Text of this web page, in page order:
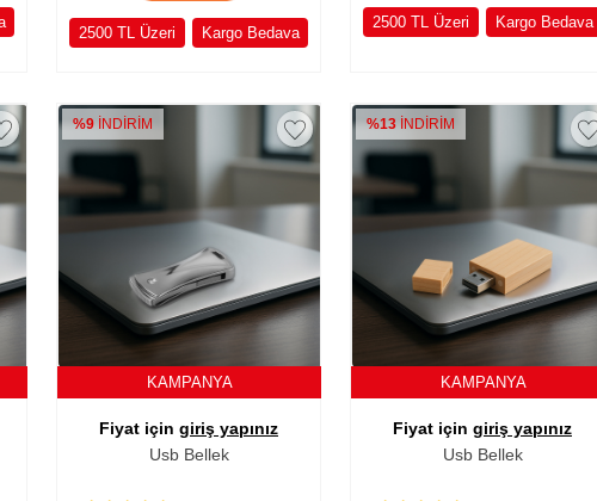
2500 TL Üzeri Kargo Bedava
2500 TL Üzeri Kargo Bedava
%9 İNDİRİM
KAMPANYA
Fiyat için giriş yapınız
Usb Bellek
%13 İNDİRİM
KAMPANYA
Fiyat için giriş yapınız
Usb Bellek